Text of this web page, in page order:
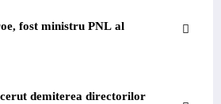
fost ministru PNL al
demiterea directorilor